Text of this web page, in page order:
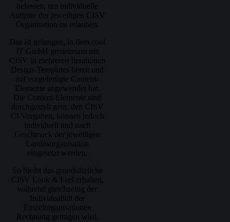
belassen, um individuelle
Auftritte der jeweiligen CISV
Organisation zu erlauben.
Das ist gelungen, in dem cool
IT GmbH gemeinsam mit
CISV in mehreren Iterationen
Design-Templates bereit und
auf vorgefertigte Content-
Elemente angewendet hat.
Die Content-Elemente sind
durchgestylt gem. den CISV
CI Vorgaben, können jedoch
individuell und nach
Geschmack der jeweiligen
Landesorganisation
eingesetzt werden.
So bleibt das grundsätzliche
CISV Look & Feel erhalten,
während gleichzeitig der
Individualität der
Einzelorganisationen
Rechnung getragen wird.